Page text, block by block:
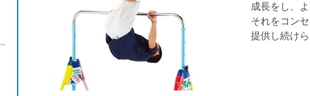
成長をし、
それをコン
提供し続け